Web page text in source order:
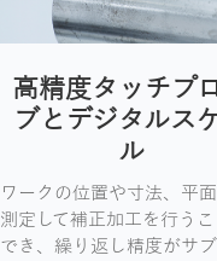
高精度タッチプ
ブとデジタルス
ル
ワークの位置や寸法、平
測定して補正加工を行う
でき、繰り返し精度がサブ